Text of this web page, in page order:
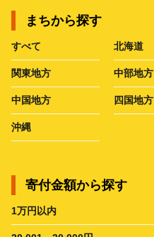
まちから探す
すべて 北海道
関東地方 中部地方
中国地方 四国地方
沖縄
寄付金額から探す
1万円以内